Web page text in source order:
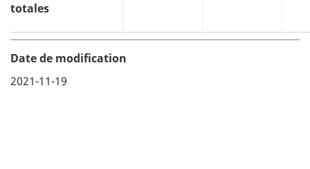
totales
Date de modification
2021-11-19